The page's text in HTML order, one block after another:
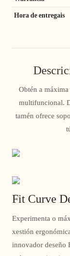
Hora de entregais
Obtén a
multifuncional.
tamén ofrece
Fit Curve
Experimenta o
xestión
innovador deseño